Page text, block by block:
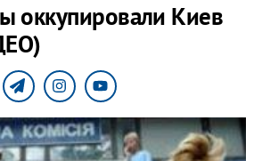
оккупировали Киев